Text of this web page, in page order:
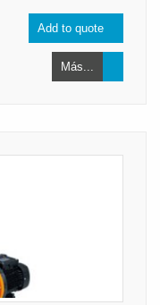
Más...